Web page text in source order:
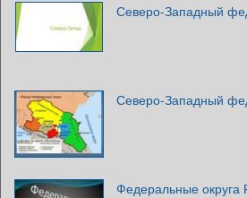
Северо-Западный
Северо-Западный
Федеральные округа